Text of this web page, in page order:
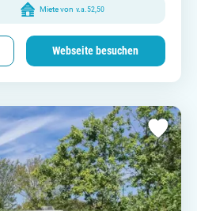
Miete von v.a.52,50
Webseite besuchen